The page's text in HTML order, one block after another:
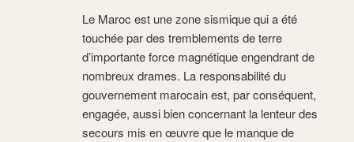
Le Maroc est une zone sismique qui a été
touchée par des tremblements de terre
d’importante force magnétique engendrant de
nombreux drames. La responsabilité du
gouvernement marocain est, par conséquent,
engagée, aussi bien concernant la lenteur des
secours mis en œuvre que le manque de